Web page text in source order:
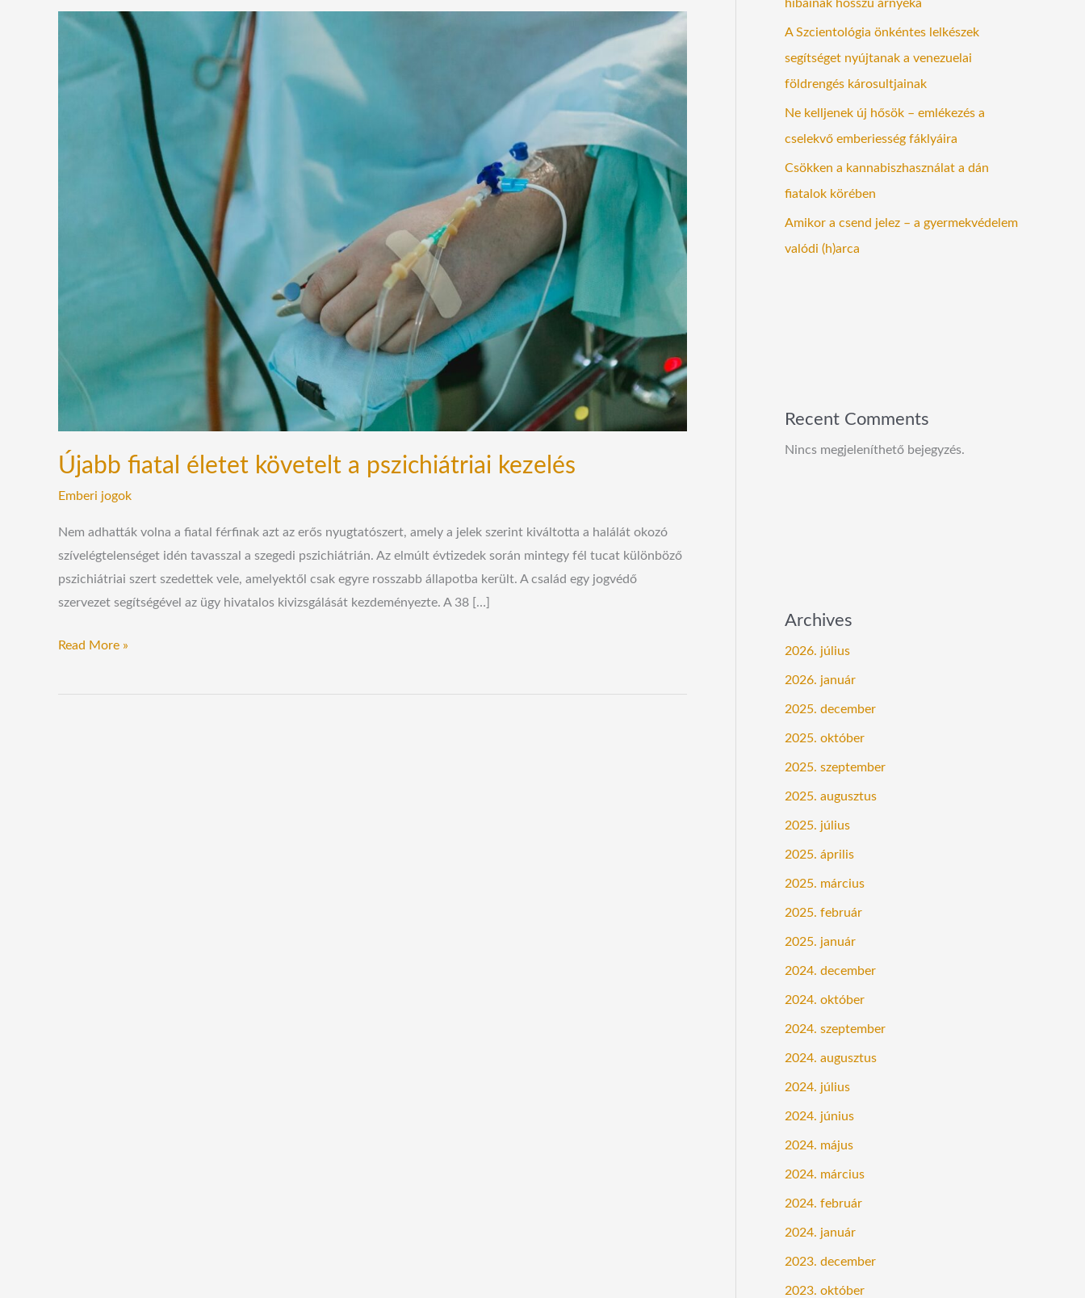
Újabb fiatal életet követelt a pszichiátriai kezelés
Emberi jogok
Nem adhatták volna a fiatal férfinak azt az erős nyugtatószert, amely a jelek szerint kiváltotta a halálát okozó
szívelégtelenséget idén tavasszal a szegedi pszichiátrián. Az elmúlt évtizedek során mintegy fél tucat különböző
pszichiátriai szert szedettek vele, amelyektől csak egyre rosszabb állapotba került. A család egy jogvédő
szervezet segítségével az ügy hivatalos kivizsgálását kezdeményezte. A 38 […]
Újabb
Read More »
hibáinak hosszú árnyéka
A Szcientológia önkéntes lelkészek
segítséget nyújtanak a venezuelai
földrengés károsultjainak
Ne kelljenek új hősök – emlékezés a
cselekvő emberiesség fáklyáira
Csökken a kannabiszhasználat a dán
fiatalok körében
Amikor a csend jelez – a gyermekvédelem
valódi (h)arca
Recent Comments
Nincs megjeleníthető bejegyzés.
Archives
2026. július
2026. január
2025. december
2025. október
2025. szeptember
2025. augusztus
2025. július
2025. április
2025. március
2025. február
2025. január
2024. december
2024. október
2024. szeptember
2024. augusztus
2024. július
2024. június
2024. május
2024. március
2024. február
2024. január
2023. december
2023. október